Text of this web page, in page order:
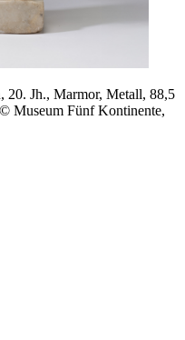
20. Jh., Marmor, Metall, 88,5
Museum Fünf Kontinente,